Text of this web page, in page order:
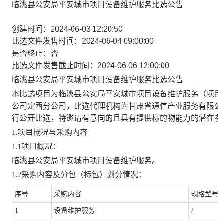
临洮县公安局平安城市项目设备维护服务比选公告
创建时间：2024-06-03 12:20:50
比选文件发售时间：2024-06-04 09:00:00
是否终止：否
比选文件发售截止时间：2024-06-06 12:00:00
临洮县公安局平安城市项目设备维护服务比选公告
本比选项目为 临洮县公安局平安城市项目设备维护服务 （
公司 定西分公司 ，比选代理机构为甘肃省通信产业服务有限
行公开比选，特邀请有意向的且具有提供标的物能力的潜
1.项目概况与采购内容
1.1项目概况：
临洮县公安局平安城市项目设备维护服务。
1.2采购内容及分包（标包）划分情况：
序号 采购内容 规格型号
1 设备维护服务 /